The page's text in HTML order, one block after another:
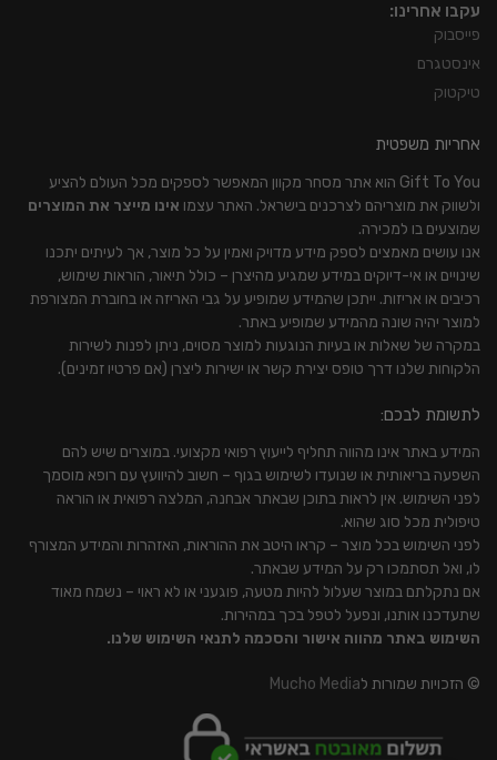
עקבו אחרינו:
פייסבוק
אינסטגרם
טיקטוק
אחריות משפטית
Gift To You הוא אתר מסחר מקוון המאפשר לספקים מכל העולם להציע
ולשווק את מוצריהם לצרכנים בישראל. האתר עצמו אינו מייצר את המוצרים
שמוצעים בו למכירה.
אנו עושים מאמצים לספק מידע מדויק ואמין על כל מוצר, אך לעיתים יתכנו
שינויים או אי-דיוקים במידע שמגיע מהיצרן – כולל תיאור, הוראות שימוש,
רכיבים או אריזות. ייתכן שהמידע שמופיע על גבי האריזה או בחוברת המצורפת
למוצר יהיה שונה מהמידע שמופיע באתר.
במקרה של שאלות או בעיות הנוגעות למוצר מסוים, ניתן לפנות לשירות
הלקוחות שלנו דרך טופס יצירת קשר או ישירות ליצרן (אם פרטיו זמינים).
לתשומת לבכם:
המידע באתר אינו מהווה תחליף לייעוץ רפואי מקצועי. במוצרים שיש להם
השפעה בריאותית או שנועדו לשימוש בגוף – חשוב להיוועץ עם רופא מוסמך
לפני השימוש. אין לראות בתוכן שבאתר אבחנה, המלצה רפואית או הוראה
טיפולית מכל סוג שהוא.
לפני השימוש בכל מוצר – קראו היטב את ההוראות, האזהרות והמידע המצורף
לו, ואל תסתמכו רק על המידע שבאתר.
אם נתקלתם במוצר שעלול להיות מטעה, פוגעני או לא ראוי – נשמח מאוד
שתעדכנו אותנו, ונפעל לטפל בכך במהירות.
השימוש באתר מהווה אישור והסכמה לתנאי השימוש שלנו.
© הזכויות שמורות לMucho Media